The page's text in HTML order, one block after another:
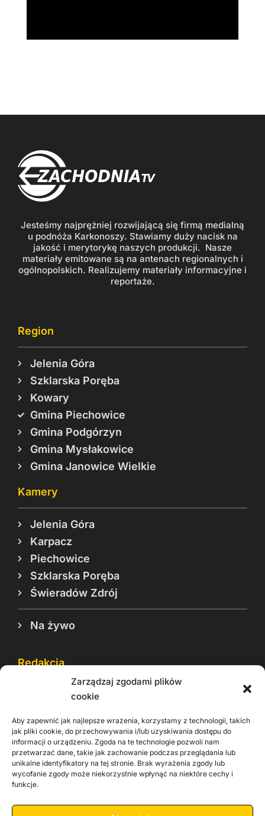
Zarządzaj zgodami plików
cookie
Aby zapewnić jak najlepsze wrażenia, korzystamy z technologii, takich
jak pliki cookie, do przechowywania i/lub uzyskiwania dostępu do
informacji o urządzeniu. Zgoda na te technologie pozwoli nam
przetwarzać dane, takie jak zachowanie podczas przeglądania lub
unikalne identyfikatory na tej stronie. Brak wyrażenia zgody lub
wycofanie zgody może niekorzystnie wpłynąć na niektóre cechy i
funkcje.
Jesteśmy najprężniej rozwijającą się firmą medialną
u podnóża Karkonoszy. Stawiamy duży nacisk na
jakość i merytorykę naszych produkcji. Nasze
materiały emitowane są na antenach regionalnych i
ogólnopolskich. Realizujemy materiały informacyjne i
reportaże.
Region
Jelenia Góra
Szklarska Poręba
Kowary
Gmina Piechowice
Gmina Podgórzyn
Gmina Mysłakowice
Gmina Janowice Wielkie
Kamery
Jelenia Góra
Karpacz
Piechowice
Szklarska Poręba
Świeradów Zdrój
Na żywo
Redakcja
Reklama
Rodo
Kontakt
Informacje dla